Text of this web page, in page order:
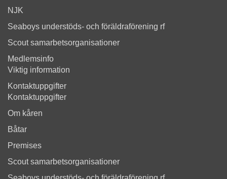
NJK
Seaboys understöds- och föräldraförening rf
Scout samarbetsorganisationer
Medlemsinfo
Viktig information
Kontaktuppgifter
Kontaktuppgifter
Om kåren
Båtar
Premises
Scout samarbetsorganisationer